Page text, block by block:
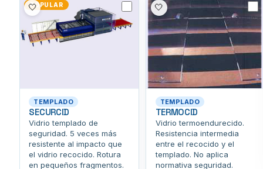
POPULAR
TEMPLADO
SECURCID
Vidrio templado de
seguridad. 5 veces más
resistente al impacto que
el vidrio recocido. Rotura
en pequeños fragmentos.
🤍
TEMPLADO
TERMOCID
Vidrio termoendurecido.
Resistencia intermedia
entre el recocido y el
templado. No aplica
normativa seguridad.
🤍